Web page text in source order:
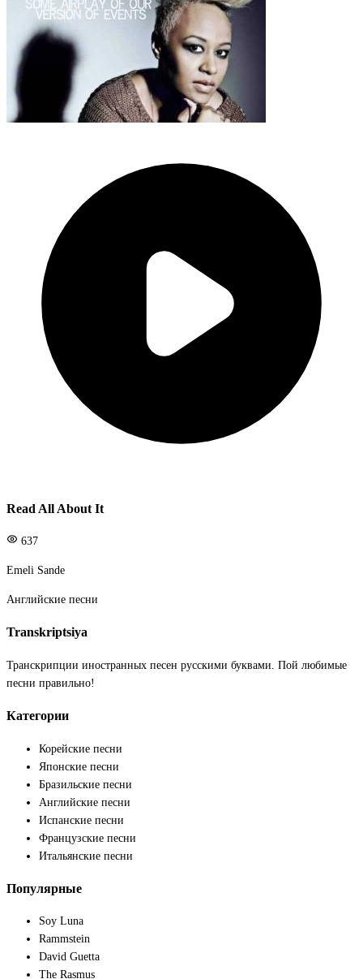
Read All About It
637
Emeli Sande
Английские песни
Transkriptsiya
Транскрипции иностранных песен русскими буквами. Пой любимые
песни правильно!
Категории
Корейские песни
Японские песни
Бразильские песни
Английские песни
Испанские песни
Французские песни
Итальянские песни
Популярные
Soy Luna
Rammstein
David Guetta
The Rasmus